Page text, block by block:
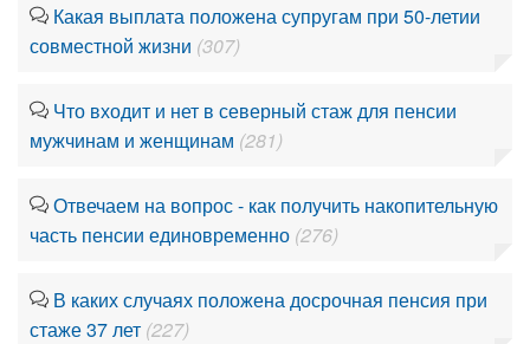
Какая выплата положена супругам при 50-летии
совместной жизни (307)
Что входит и нет в северный стаж для пенсии
мужчинам и женщинам (281)
Отвечаем на вопрос - как получить накопительную
часть пенсии единовременно (276)
В каких случаях положена досрочная пенсия при
стаже 37 лет (227)